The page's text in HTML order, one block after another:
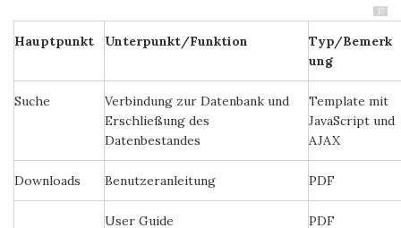
17
Hauptpunkt Unterpunkt/Funktion
Typ/Bemerk
ung
Suche
Verbindung zur Datenbank und
Erschließung des
Datenbestandes
Template mit
JavaScript und
AJAX
Downloads Benutzeranleitung PDF
User Guide PDF